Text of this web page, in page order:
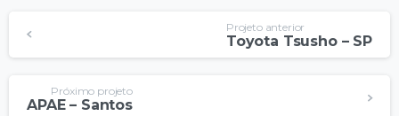
Projeto anterior
Toyota Tsusho – SP
Próximo projeto
APAE – Santos